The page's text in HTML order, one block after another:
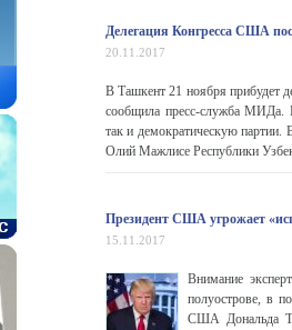
Делегация Конгресса США
20.11.2017
В Ташкент 21 ноября прибудет
сообщила пресс-служба МИДа.
так и демократическую партии.
Олий Мажлисе Республики
Президент США угрожает
15.11.2017
Внимание
полуострове, в
США Дональда